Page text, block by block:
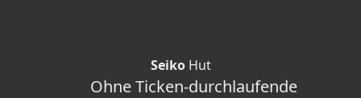
SeikoHut
Ohne Ticken-durchlaufende